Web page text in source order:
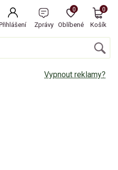
Zprávy Oblíbené
0
Košík
0
Vypnout reklamy?